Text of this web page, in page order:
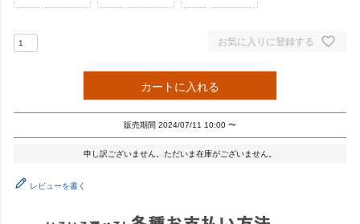
お気に入りに登録する
カートに入れる
販売期間 2024/07/11 10:00 〜
申し訳ございません。ただいま在庫がございません。
レビューを書く